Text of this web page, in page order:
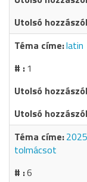
latin
1
tolmácsot
6